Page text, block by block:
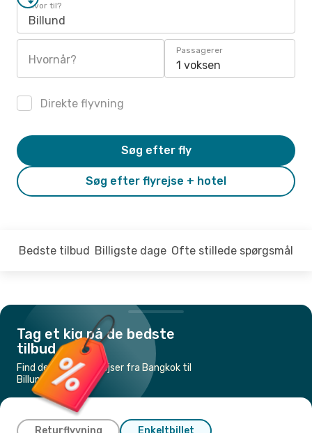
Hvor til?
Billund
Hvornår?
Passagerer
1 voksen
Direkte flyvning
Søg efter flyrejse + hotel
Søg efter fly
Bedste tilbud Billigste dage Ofte stillede spørgsmål
Tag et kig på de bedste
tilbud
Find de billigste flyrejser fra Bangkok til
Billund
Returflyvning Enkeltbillet